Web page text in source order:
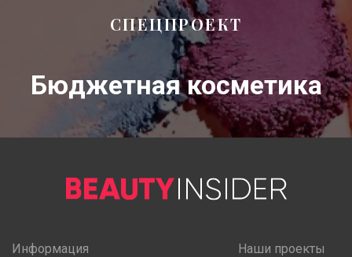
СПЕЦПРОЕКТ
Бюджетная косметика
Информация Наши проекты